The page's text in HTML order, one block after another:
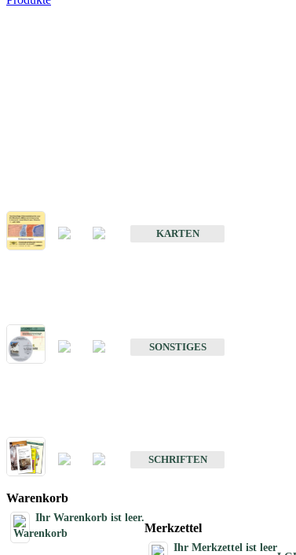
KARTEN
SONSTIGES
SCHRIFTEN
Warenkorb
Ihr Warenkorb ist leer.
Merkzettel
Ihr Merkzettel ist leer